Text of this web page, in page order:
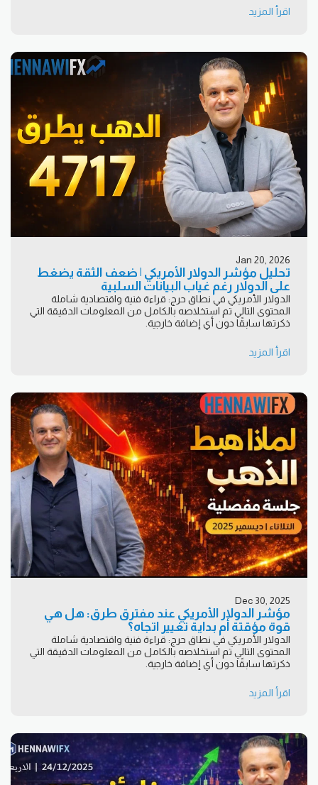
اقرأ المزيد
Jan 20, 2026
تحليل مؤشر الدولار الأمريكي | ضعف الثقة يضغط
على الدولار رغم غياب البيانات السلبية
الدولار الأمريكي في نطاق حرج: قراءة فنية واقتصادية شاملة
المحتوى التالي تم استخلاصه بالكامل من المعلومات الدقيقة التي
ذكرتها سابقًا دون أي إضافة خارجية.
اقرأ المزيد
Dec 30, 2025
مؤشر الدولار الأمريكي عند مفترق طرق: هل هي
قوة مؤقتة أم بداية تغيير اتجاه؟
الدولار الأمريكي في نطاق حرج: قراءة فنية واقتصادية شاملة
المحتوى التالي تم استخلاصه بالكامل من المعلومات الدقيقة التي
ذكرتها سابقًا دون أي إضافة خارجية.
اقرأ المزيد